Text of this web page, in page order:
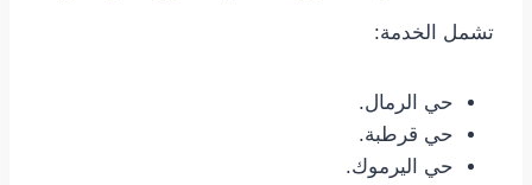
تشمل الخدمة:
حي الرمال.
حي قرطبة.
حي اليرموك.